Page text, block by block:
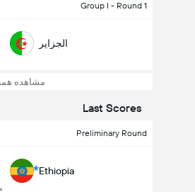
Group I - Round 1
الجزایر
مشاهده
Last Scores
Preliminary Round
Ethiopia
Cup of Nations Qualification
23/09